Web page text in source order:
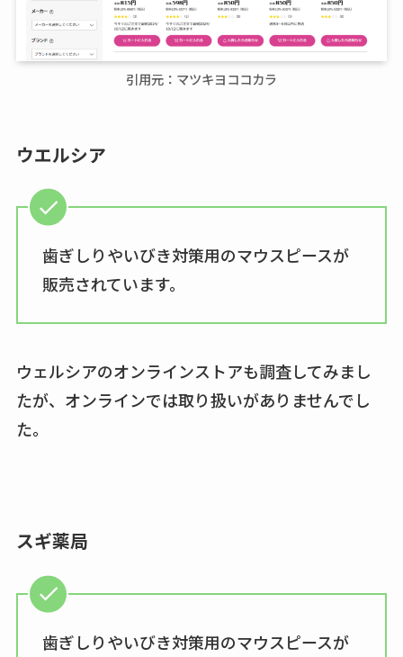
引用元：マツキヨココカラ
ウエルシア
歯ぎしりやいびき対策用のマウスピースが
販売されています。
ウェルシアのオンラインストアも調査してみまし
たが、オンラインでは取り扱いがありませんでし
た。
スギ薬局
歯ぎしりやいびき対策用のマウスピースが